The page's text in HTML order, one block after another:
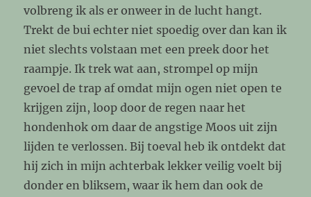
volbreng ik als er onweer in de lucht hangt.
Trekt de bui echter niet spoedig over dan kan ik
niet slechts volstaan met een preek door het
raampje. Ik trek wat aan, strompel op mijn
gevoel de trap af omdat mijn ogen niet open te
krijgen zijn, loop door de regen naar het
hondenhok om daar de angstige Moos uit zijn
lijden te verlossen. Bij toeval heb ik ontdekt dat
hij zich in mijn achterbak lekker veilig voelt bij
donder en bliksem, waar ik hem dan ook de